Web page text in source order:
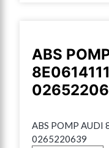
ABS
ABS POMP AUDI
0265220639